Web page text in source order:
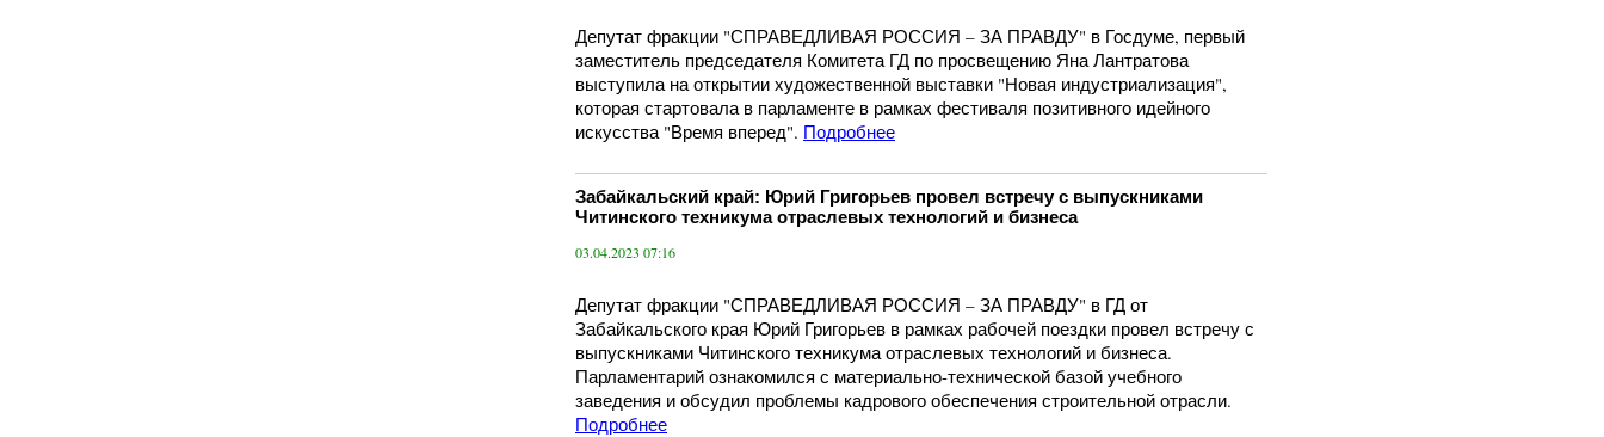
Депутат фракции "СПРАВЕДЛИВАЯ РОССИЯ – ЗА ПРАВДУ" в Госдуме, первый
заместитель председателя Комитета ГД по просвещению Яна Лантратова
выступила на открытии художественной выставки "Новая индустриализация",
которая стартовала в парламенте в рамках фестиваля позитивного идейного
искусства "Время вперед". Подробнее
Забайкальский край: Юрий Григорьев провел встречу с выпускниками
Читинского техникума отраслевых технологий и бизнеса
03.04.2023 07:16
Депутат фракции "СПРАВЕДЛИВАЯ РОССИЯ – ЗА ПРАВДУ" в ГД от
Забайкальского края Юрий Григорьев в рамках рабочей поездки провел встречу с
выпускниками Читинского техникума отраслевых технологий и бизнеса.
Парламентарий ознакомился с материально-технической базой учебного
заведения и обсудил проблемы кадрового обеспечения строительной отрасли.
Подробнее